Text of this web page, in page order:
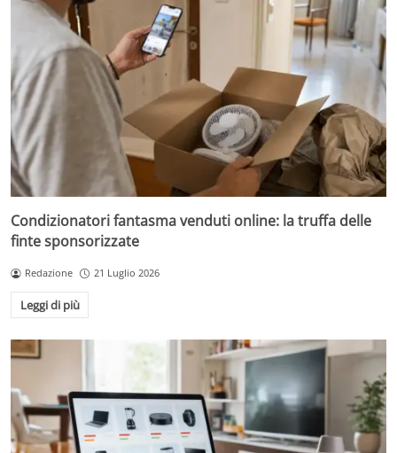
Condizionatori fantasma venduti online: la truffa delle
finte sponsorizzate
Redazione 21 Luglio 2026
Leggi di più